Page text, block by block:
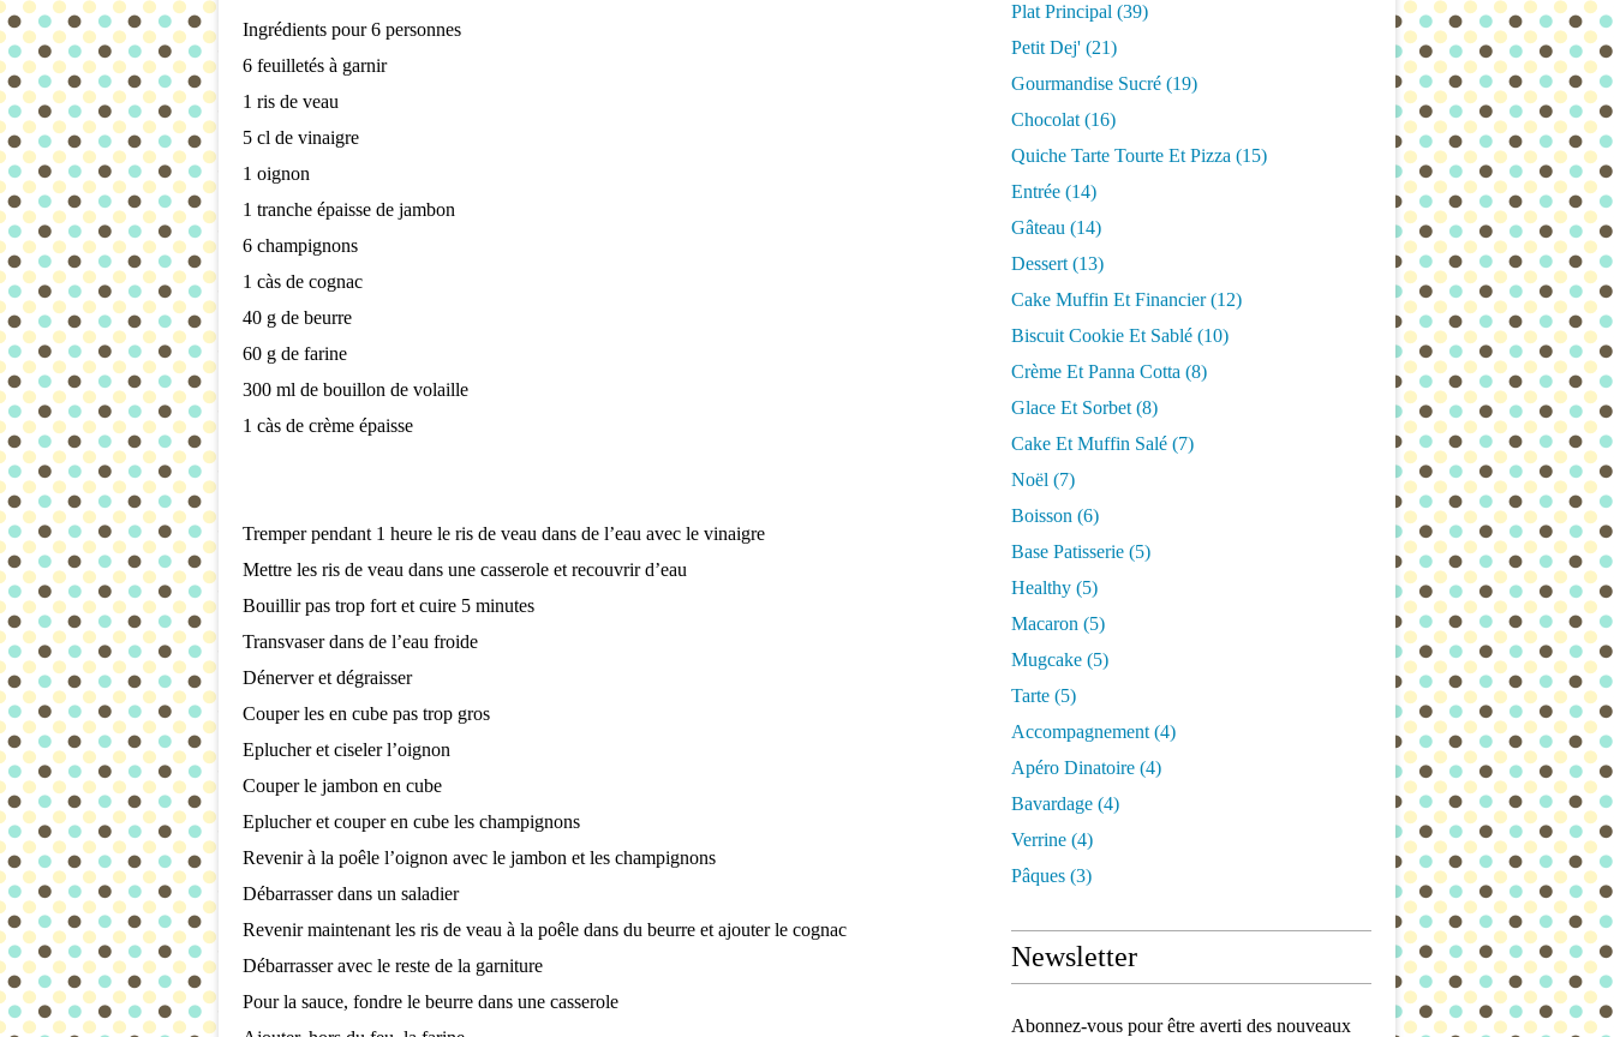
Ingrédients pour 6 personnes
6 feuilletés à garnir
1 ris de veau
5 cl de vinaigre
1 oignon
1 tranche épaisse de jambon
6 champignons
1 càs de cognac
40 g de beurre
60 g de farine
300 ml de bouillon de volaille
1 càs de crème épaisse
Tremper pendant 1 heure le ris de veau dans de l’eau avec le vinaigre
Mettre les ris de veau dans une casserole et recouvrir d’eau
Bouillir pas trop fort et cuire 5 minutes
Transvaser dans de l’eau froide
Dénerver et dégraisser
Couper les en cube pas trop gros
Eplucher et ciseler l’oignon
Couper le jambon en cube
Eplucher et couper en cube les champignons
Revenir à la poêle l’oignon avec le jambon et les champignons
Débarrasser dans un saladier
Revenir maintenant les ris de veau à la poêle dans du beurre et ajouter le cognac
Débarrasser avec le reste de la garniture
Pour la sauce, fondre le beurre dans une casserole
Plat Principal (39)
Petit Dej' (21)
Gourmandise Sucré (19)
Chocolat (16)
Quiche Tarte Tourte Et Pizza (15)
Entrée (14)
Gâteau (14)
Dessert (13)
Cake Muffin Et Financier(12)
Biscuit Cookie Et Sablé (10)
Crème Et Panna Cotta (8)
Glace Et Sorbet (8)
Cake Et Muffin Salé (7)
Noël (7)
Boisson (6)
Base Patisserie (5)
Healthy (5)
Macaron (5)
Mugcake (5)
Tarte (5)
Accompagnement (4)
Apéro Dinatoire (4)
Bavardage (4)
Verrine (4)
Pâques (3)
Newsletter
Abonnez-vous pour être averti des nouveaux